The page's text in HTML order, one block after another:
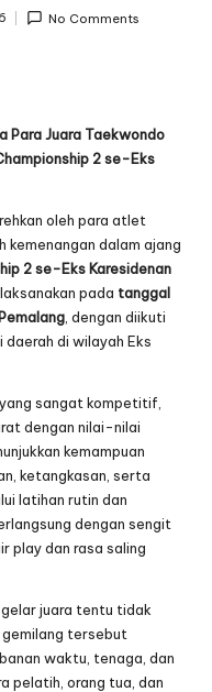
No Comments
Para Juara Taekwondo
2 se-Eks
oleh para atlet
kemenangan dalam ajang
2 se-Eks Karesidenan
pada tanggal
Pemalang , dengan diikuti
di wilayah Eks
sangat kompetitif,
dengan nilai-nilai
kemampuan
ketangkasan, serta
latihan rutin dan
dengan sengit
play dan rasa saling
juara tentu tidak
gemilang tersebut
waktu, tenaga, dan
pelatih, orang tua, dan